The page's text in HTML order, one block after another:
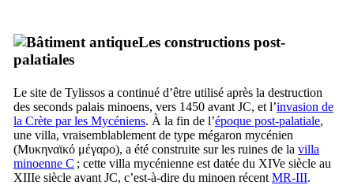
Les constructions post-
palatiales
Le site de Tylissos a continué d’être utilisé après la destruction
des seconds palais minoens, vers 1450 avant JC, et l’invasion de
la Crète par les Mycéniens. À la fin de l’époque post-palatiale,
une villa, vraisemblablement de type mégaron mycénien
(Μυκηναϊκό μέγαρο), a été construite sur les ruines de la villa
minoenne C ; cette villa mycénienne est datée du XIVe siècle au
XIIIe siècle avant JC, c’est-à-dire du minoen récent MR-III.